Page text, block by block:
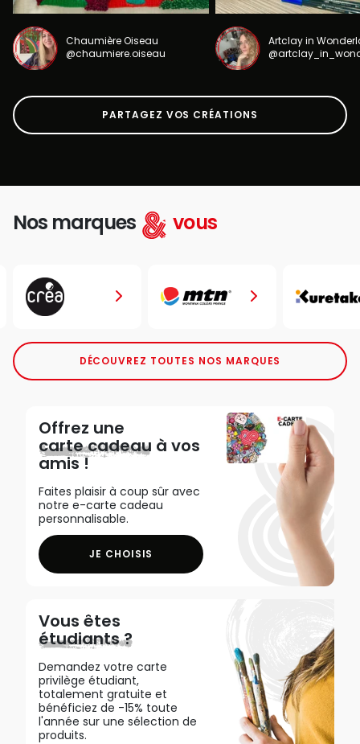
Chaumière Oiseau
@chaumiere.oiseau
Artclay in
PARTAGEZ VOS CRÉATIONS
Nos marques vous
DÉCOUVREZ TOUTES NOS MARQUES
Offrez une
carte cadeau à vos
amis !
Faites plaisir à coup sûr avec
notre e-carte cadeau
personnalisable.
JE CHOISIS
Vous êtes
étudiants ?
Demandez votre carte
privilège étudiant,
totalement gratuite et
bénéficiez de -15% toute
l'année sur une sélection de
produits.